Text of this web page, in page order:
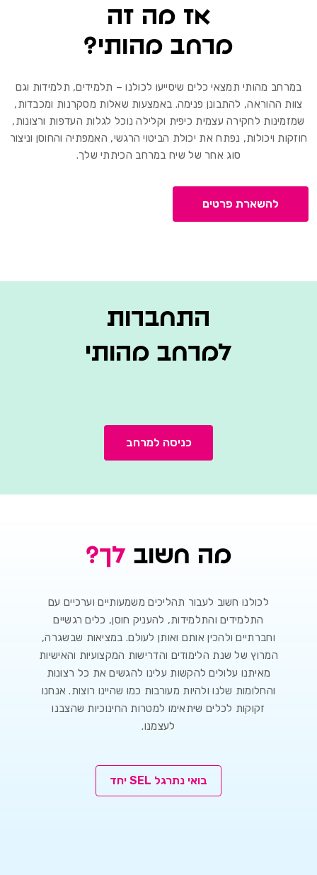
אז מה זה
מרחב מהותי?
מהותי תמצאי כלים שיסייעו לכולנו – תלמידים, תלמידות וגם
להתבונן פנימה. באמצעות שאלות מסקרנות ומכבדות,
לחקירה עצמית כיפית וקלילה נוכל לגלות העדפות ורצונות,
ויכולות, נפתח את יכולת הביטוי הרגשי, האמפתיה והחוסן וניצור
סוג אחר של שיח במרחב הכיתתי שלך.
להשארת פרטים
התחברות
למרחב מהותי
כניסה למרחב
מה חשובלך?
לכולנו חשוב לעבור תהליכים משמעותיים וערכיים עם
התלמידים והתלמידות, להעניק חוסן, כלים רגשיים
וחברתיים ולהכין אותם ואותן לעולם. במציאות שבשגרה,
המרוץ של שנת הלימודים והדרישות המקצועיות והאישיות
מאיתנו עלולים להקשות עלינו להגשים את כל רצונות
והחלומות שלנו ולהיות מעורבות כמו שהיינו רוצות. אנחנו
זקוקות לכלים שיתאימו למטרות החינוכיות שהצבנו
בואי נתרגל SEL יחד